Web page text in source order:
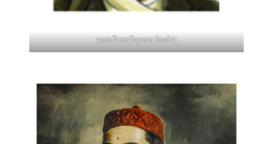
महाकवि लक्ष्मीप्रसाद देवकोटा